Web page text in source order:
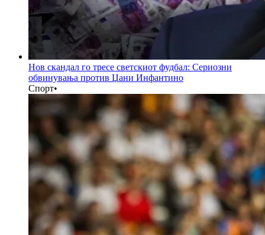
Нов скандал го тресе светскиот фудбал: Сериозни
обвинувања против Џани Инфантино
Спорт•